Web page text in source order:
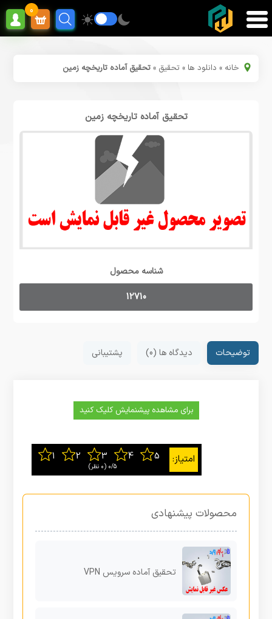
0
خانه » دانلود ها » تحقیق »تحقیق آماده تاریخچه زمین
تحقیق آماده تاریخچه زمین
شناسه محصول
12710
توضیحات دیدگاه ها (0) پشتیبانی
برای مشاهده پیشنمایش کلیک کنید
0/5 ‫(0 نظر)
محصولات پیشنهادی
تحقیق آماده سرویس VPN